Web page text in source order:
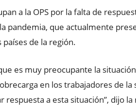
a la OPS por la falta de
pandemia, que actualmente
de la región.
es muy preocupante la
en los trabajadores de
respuesta a esta situación”, dijo